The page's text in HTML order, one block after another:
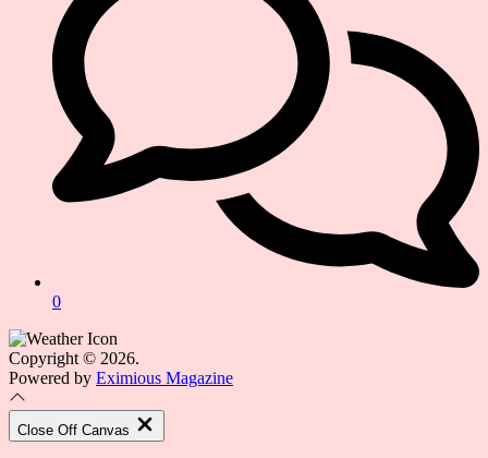
0
Copyright © 2026.
Powered by Eximious Magazine
Close Off Canvas